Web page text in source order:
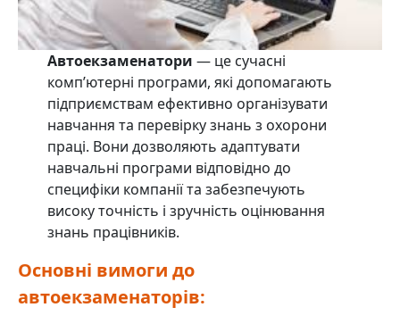
Автоекзаменатори — це сучасні
комп’ютерні програми, які допомагають
підприємствам ефективно організувати
навчання та перевірку знань з охорони
праці. Вони дозволяють адаптувати
навчальні програми відповідно до
специфіки компанії та забезпечують
високу точність і зручність оцінювання
знань працівників.
Основні вимоги до
автоекзаменаторів: